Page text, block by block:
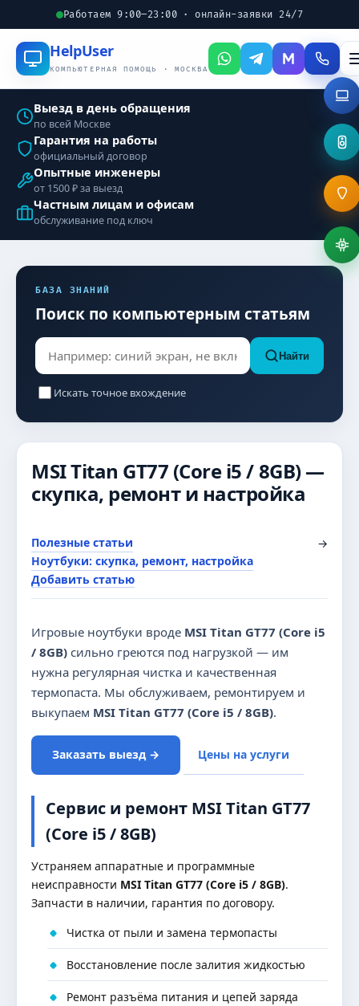
Работаем 9:00–23:00 · онлайн-заявки 24/7
HelpUser
КОМПЬЮТЕРНАЯ ПОМОЩЬ · МОСКВА
Выезд в день обращения
по всей Москве
Гарантия на работы
официальный договор
Опытные инженеры
от 1500 ₽ за выезд
Частным лицам и офисам
обслуживание под ключ
БАЗА ЗНАНИЙ
Поиск по компьютерным статьям
Найти
Искать точное вхождение
MSI Titan GT77 (Core i5 / 8GB) —
скупка, ремонт и настройка
Полезные статьи
→
Ноутбуки: скупка, ремонт, настройка
Добавить статью
Игровые ноутбуки вроде MSI Titan GT77 (Core i5
/ 8GB) сильно греются под нагрузкой — им
нужна регулярная чистка и качественная
термопаста. Мы обслуживаем, ремонтируем и
выкупаем MSI Titan GT77 (Core i5 / 8GB).
Заказать выезд → Цены на услуги
Сервис и ремонт MSI Titan GT77
(Core i5 / 8GB)
Устраняем аппаратные и программные
неисправности MSI Titan GT77 (Core i5 / 8GB).
Запчасти в наличии, гарантия по договору.
Чистка от пыли и замена термопасты
Восстановление после залития жидкостью
Ремонт разъёма питания и цепей заряда